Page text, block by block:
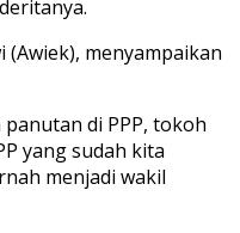
(Awiek), menyampaikan
di PPP, tokoh
yang sudah kita
menjadi wakil